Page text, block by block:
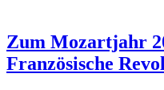
Zum Mozartjahr
Französische